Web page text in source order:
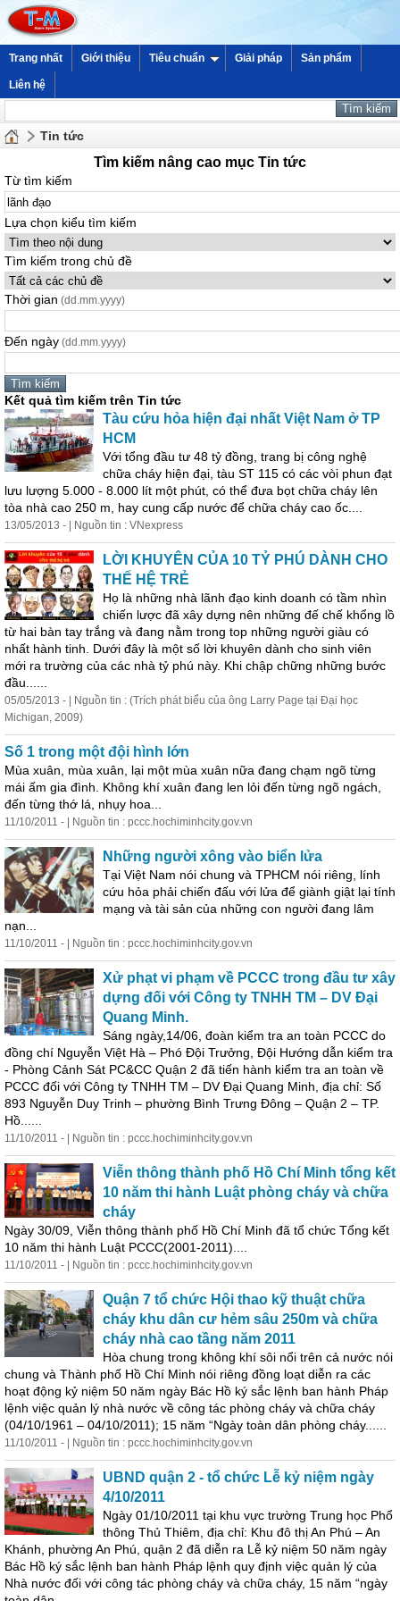
Trang nhất Giới thiệu Tiêu chuẩn Giải pháp Sản phẩm
Liên hệ
Tin tức
Tìm kiếm nâng cao mục Tin tức
Từ tìm kiếm
Lựa chọn kiểu tìm kiếm
Tìm kiếm trong chủ đề
Thời gian (dd.mm.yyyy)
Đến ngày (dd.mm.yyyy)
Kết quả tìm kiếm trên Tin tức
Tàu cứu hỏa hiện đại nhất Việt Nam ở TP
HCM
Với tổng đầu tư 48 tỷ đồng, trang bị công nghệ
chữa cháy hiện đại, tàu ST 115 có các vòi phun đạt
lưu lượng 5.000 - 8.000 lít một phút, có thể đưa bọt chữa cháy lên
tòa nhà cao 250 m, hay cung cấp nước để chữa cháy cao ốc....
13/05/2013 - | Nguồn tin : VNexpress
LỜI KHUYÊN CỦA 10 TỶ PHÚ DÀNH CHO
THẾ HỆ TRẺ
Họ là những nhà lãnh đạo kinh doanh có tầm nhìn
chiến lược đã xây dựng nên những đế chế khổng lồ
từ hai bàn tay trắng và đang nằm trong top những người giàu có
nhất hành tinh. Dưới đây là một số lời khuyên dành cho sinh viên
mới ra trường của các nhà tỷ phú này. Khi chập chững những bước
đầu......
05/05/2013 - | Nguồn tin : (Trích phát biểu của ông Larry Page tại Đại học
Michigan, 2009)
Số 1 trong một đội hình lớn
Mùa xuân, mùa xuân, lại một mùa xuân nữa đang chạm ngõ từng
mái ấm gia đình. Không khí xuân đang len lỏi đến từng ngõ ngách,
đến từng thớ lá, nhụy hoa...
11/10/2011 - | Nguồn tin : pccc.hochiminhcity.gov.vn
Những người xông vào biển lửa
Tại Việt Nam nói chung và TPHCM nói riêng, lính
cứu hỏa phải chiến đấu với lửa để giành giật lại tính
mạng và tài sản của những con người đang lâm
nạn...
11/10/2011 - | Nguồn tin : pccc.hochiminhcity.gov.vn
Xử phạt vi phạm về PCCC trong đầu tư xây
dựng đối với Công ty TNHH TM – DV Đại
Quang Minh.
Sáng ngày,14/06, đoàn kiểm tra an toàn PCCC do
đồng chí Nguyễn Việt Hà – Phó Đội Trưởng, Đội Hướng dẫn kiểm tra
- Phòng Cảnh Sát PC&CC Quận 2 đã tiến hành kiểm tra an toàn về
PCCC đối với Công ty TNHH TM – DV Đại Quang Minh, địa chỉ: Số
893 Nguyễn Duy Trinh – phường Bình Trưng Đông – Quận 2 – TP.
Hồ......
11/10/2011 - | Nguồn tin : pccc.hochiminhcity.gov.vn
Viễn thông thành phố Hồ Chí Minh tổng kết
10 năm thi hành Luật phòng cháy và chữa
cháy
Ngày 30/09, Viễn thông thành phố Hồ Chí Minh đã tổ chức Tổng kết
10 năm thi hành Luật PCCC(2001-2011)....
11/10/2011 - | Nguồn tin : pccc.hochiminhcity.gov.vn
Quận 7 tổ chức Hội thao kỹ thuật chữa
cháy khu dân cư hẻm sâu 250m và chữa
cháy nhà cao tầng năm 2011
Hòa chung trong không khí sôi nổi trên cả nước nói
chung và Thành phố Hồ Chí Minh nói riêng đồng loạt diễn ra các
hoạt động kỷ niệm 50 năm ngày Bác Hồ ký sắc lệnh ban hành Pháp
lệnh việc quản lý nhà nước về công tác phòng cháy và chữa cháy
(04/10/1961 – 04/10/2011); 15 năm “Ngày toàn dân phòng cháy......
11/10/2011 - | Nguồn tin : pccc.hochiminhcity.gov.vn
UBND quận 2 - tổ chức Lễ kỷ niệm ngày
4/10/2011
Ngày 01/10/2011 tại khu vực trường Trung học Phổ
thông Thủ Thiêm, địa chỉ: Khu đô thị An Phú – An
Khánh, phường An Phú, quận 2 đã diễn ra Lễ kỷ niệm 50 năm ngày
Bác Hồ ký sắc lệnh ban hành Pháp lệnh quy định việc quản lý của
Nhà nước đối với công tác phòng cháy và chữa cháy, 15 năm “ngày